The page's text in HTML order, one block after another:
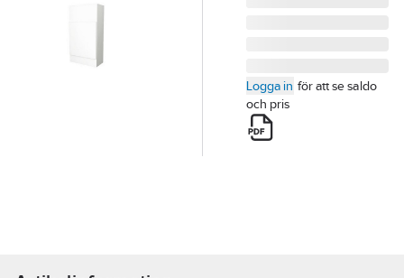
Logga in för att se saldo
och pris